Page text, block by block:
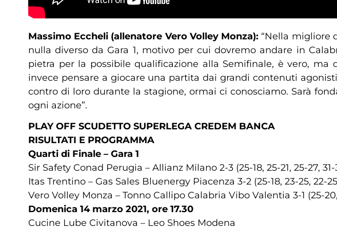
Massimo Eccheli (allenatore Vero Volley Monza): “Nella migliore
nulla diverso da Gara 1, motivo per cui dovremo andare in
pietra per la possibile qualificazione alla Semifinale, è vero,
invece pensare a giocare una partita dai grandi contenuti
contro di loro durante la stagione, ormai ci conosciamo. Sarà
ogni azione”.
PLAY OFF SCUDETTO SUPERLEGA CREDEM BANCA
RISULTATI E PROGRAMMA
Quarti di Finale – Gara 1
Sir Safety Conad Perugia – Allianz Milano 2-3 (25-18, 25-21, 25-27, 31-
Itas Trentino – Gas Sales Bluenergy Piacenza 3-2 (25-18, 23-25, 22-
Vero Volley Monza – Tonno Callipo Calabria Vibo Valentia 3-1 (25-
Domenica 14 marzo 2021, ore 17.30
Cucine Lube Civitanova – Leo Shoes Modena